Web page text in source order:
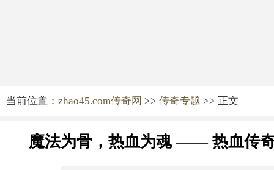
当前位置： zhao45.com传奇网 >> 传奇专题 >> 正文
魔法为骨，热血为魂 —— 热血传